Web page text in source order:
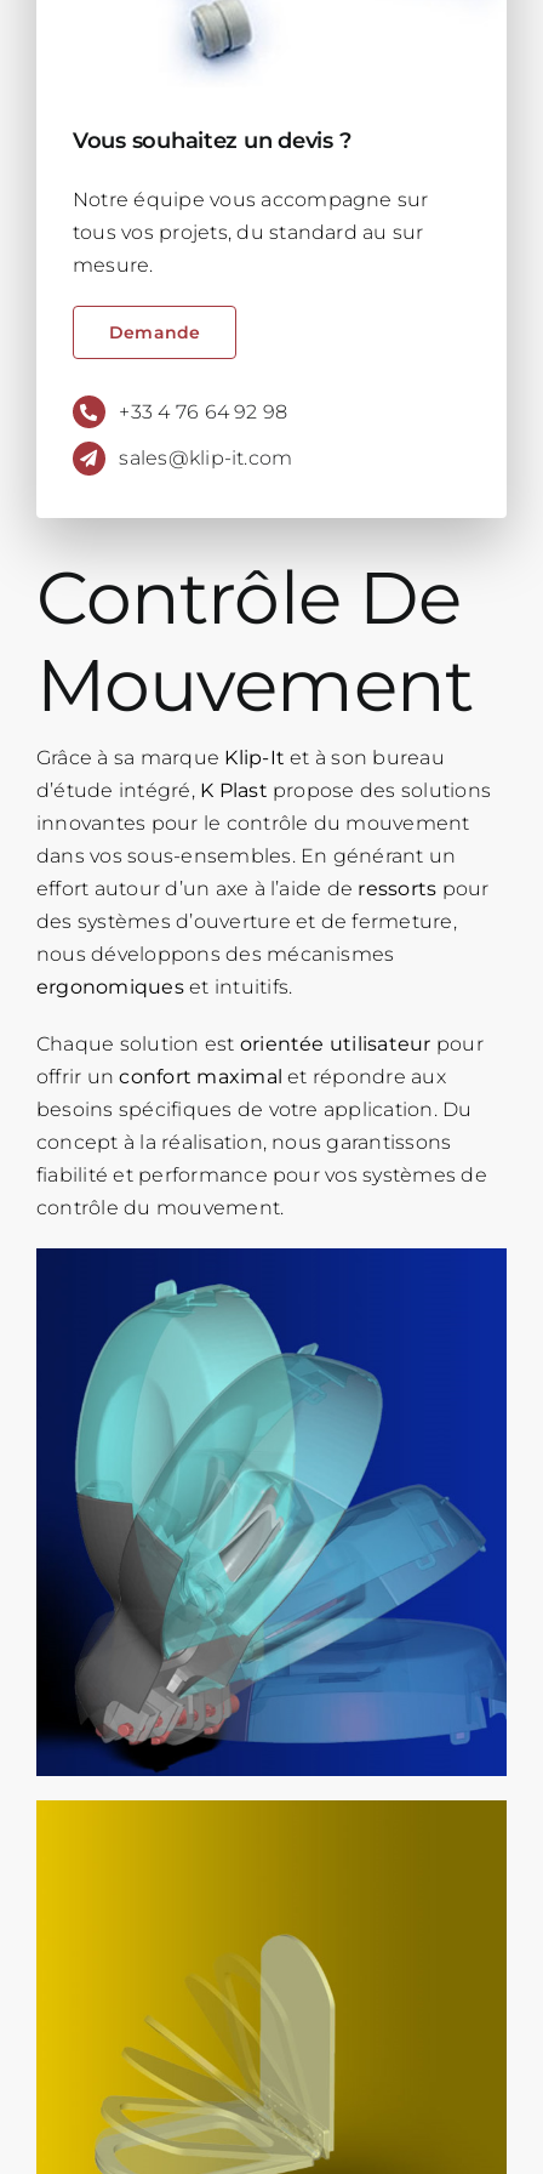
Vous souhaitez un devis ?
Notre équipe vous accompagne sur
tous vos projets, du standard au sur
mesure.
Demande
+33 4 76 64 92 98
sales@klip-it.com
Contrôle De
Mouvement
Grâce à sa marque Klip-It et à son bureau
d’étude intégré, K Plast propose des solutions
innovantes pour le contrôle du mouvement
dans vos sous-ensembles. En générant un
effort autour d’un axe à l’aide de ressorts pour
des systèmes d’ouverture et de fermeture,
nous développons des mécanismes
ergonomiqueset intuitifs.
Chaque solution est orientée utilisateur pour
offrir unconfort maximal et répondre aux
besoins spécifiques de votre application. Du
concept à la réalisation, nous garantissons
fiabilité et performance pour vos systèmes de
contrôle du mouvement.